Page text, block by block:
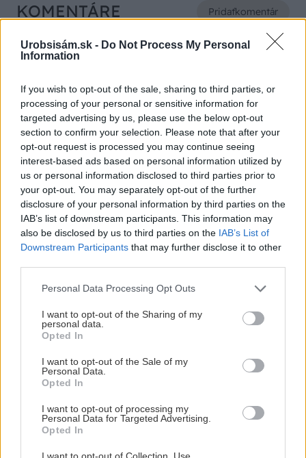
Urobsisám.sk - Do Not Process My Personal
Information
If you wish to opt-out of the sale, sharing to third parties, or
processing of your personal or sensitive information for
targeted advertising by us, please use the below opt-out
section to confirm your selection. Please note that after your
opt-out request is processed you may continue seeing
interest-based ads based on personal information utilized by
us or personal information disclosed to third parties prior to
your opt-out. You may separately opt-out of the further
disclosure of your personal information by third parties on the
IAB’s list of downstream participants. This information may
also be disclosed by us to third parties on the IAB’s List of
Downstream Participants that may further disclose it to other
Please note that this website/app uses one or more Google
not limited to your visit or usage behaviour. You may click to
grant or deny consent to Google and its third-party tags to
use your data for below specified purposes in below Google
consent section.
Personal Data Processing Opt Outs
I want to opt-out of the Sharing of my
personal data.
Opted In
I want to opt-out of the Sale of my
Personal Data.
Opted In
I want to opt-out of processing my
Personal Data for Targeted Advertising.
Opted In
I want to opt-out of Collection, Use,
KOMENTÁRE Pridaťkomentár
VIDEO
Chcete dominantu interiéru,
ktorá pritiahne pohľady?
Vyrobte si takéto masívne
Prečo klasická
potrubia v
ako to vyriešiť
ZÁHRADA